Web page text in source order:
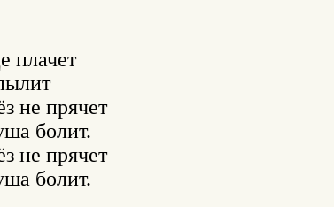
плачет
не прячет
болит.
не прячет
болит.